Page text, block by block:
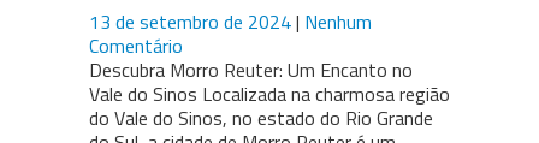
13 de setembro de 2024| Nenhum
Comentário
Descubra Morro Reuter: Um Encanto no
Vale do Sinos Localizada na charmosa região
do Vale do Sinos, no estado do Rio Grande